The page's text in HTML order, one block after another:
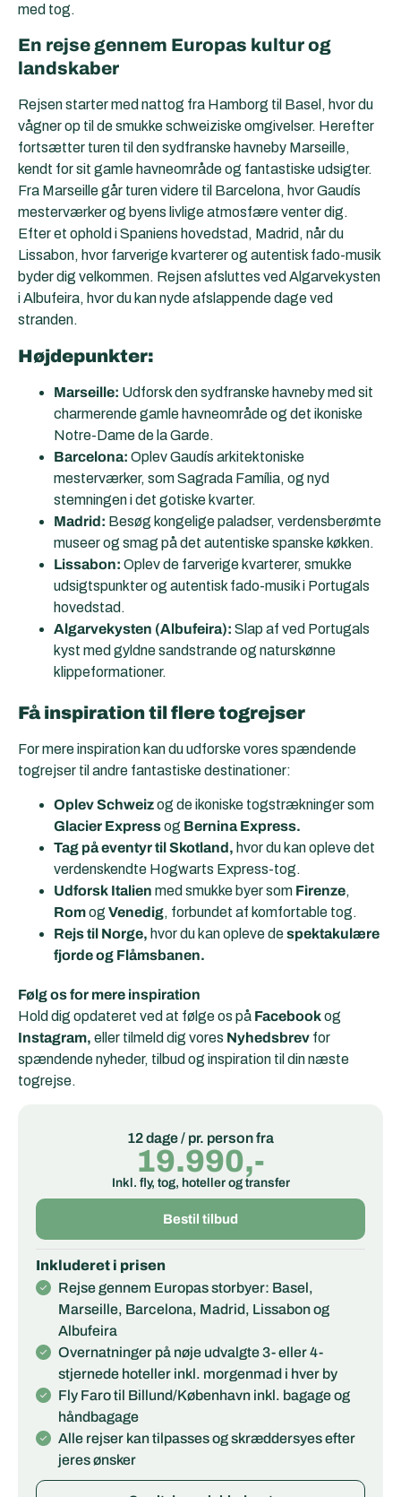
med tog.
En rejse gennem Europas kultur og
landskaber
Rejsen starter med nattog fra Hamborg til Basel, hvor du
vågner op til de smukke schweiziske omgivelser. Herefter
fortsætter turen til den sydfranske havneby Marseille,
kendt for sit gamle havneområde og fantastiske udsigter.
Fra Marseille går turen videre til Barcelona, hvor Gaudís
mesterværker og byens livlige atmosfære venter dig.
Efter et ophold i Spaniens hovedstad, Madrid, når du
Lissabon, hvor farverige kvarterer og autentisk fado-musik
byder dig velkommen. Rejsen afsluttes ved Algarvekysten
i Albufeira, hvor du kan nyde afslappende dage ved
stranden.
Højdepunkter:
Marseille: Udforsk den sydfranske havneby med sit
charmerende gamle havneområde og det ikoniske
Notre-Dame de la Garde.
Barcelona: Oplev Gaudís arkitektoniske
mesterværker, som Sagrada Família, og nyd
stemningen i det gotiske kvarter.
Madrid: Besøg kongelige paladser, verdensberømte
museer og smag på det autentiske spanske køkken.
Lissabon: Oplev de farverige kvarterer, smukke
udsigtspunkter og autentisk fado-musik i Portugals
hovedstad.
Algarvekysten (Albufeira): Slap af ved Portugals
kyst med gyldne sandstrande og naturskønne
klippeformationer.
Få inspiration til flere togrejser
For mere inspiration kan du udforske vores spændende
togrejser til andre fantastiske destinationer:
Oplev Schweizog de ikoniske togstrækninger som
Glacier Expressog Bernina Express.
Tag på eventyr til Skotland, hvor du kan opleve det
verdenskendte Hogwarts Express-tog.
Udforsk Italien med smukke byer som Firenze,
Romog Venedig, forbundet af komfortable tog.
Rejs til Norge, hvor du kan opleve despektakulære
fjorde og Flåmsbanen.
Følg os for mere inspiration
Hold dig opdateret ved at følge os på Facebookog
Instagram, eller tilmeld dig vores Nyhedsbrev for
spændende nyheder, tilbud og inspiration til din næste
togrejse.
12 dage / pr. person fra
19.990,-
Inkl. fly, tog, hoteller og transfer
Bestil tilbud
Inkluderet i prisen
Rejse gennem Europas storbyer: Basel,
Marseille, Barcelona, Madrid, Lissabon og
Albufeira
Overnatninger på nøje udvalgte 3- eller 4-
stjernede hoteller inkl. morgenmad i hver by
Fly Faro til Billund/København inkl. bagage og
håndbagage
Alle rejser kan tilpasses og skræddersyes efter
jeres ønsker